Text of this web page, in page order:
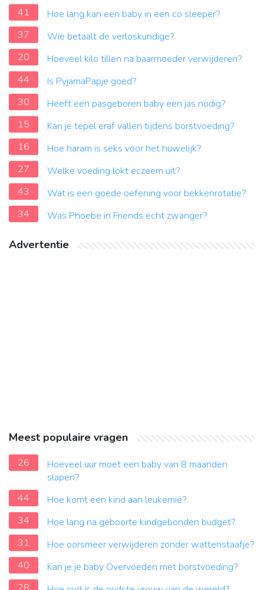
41
Hoe lang kan een baby in een co sleeper?
37
Wie betaalt de verloskundige?
20
Hoeveel kilo tillen na baarmoeder verwijderen?
44
Is PyjamaPapje goed?
30
Heeft een pasgeboren baby een jas nodig?
15
Kan je tepel eraf vallen tijdens borstvoeding?
16
Hoe haram is seks voor het huwelijk?
27
Welke voeding lokt eczeem uit?
43
Wat is een goede oefening voor bekkenrotatie?
34
Was Phoebe in Friends echt zwanger?
Advertentie
Meest populaire vragen
26
Hoeveel uur moet een baby van 8 maanden
slapen?
44
Hoe komt een kind aan leukemie?
34
Hoe lang na geboorte kindgebonden budget?
31
Hoe oorsmeer verwijderen zonder wattenstaafje?
40
Kan je je baby Overvoeden met borstvoeding?